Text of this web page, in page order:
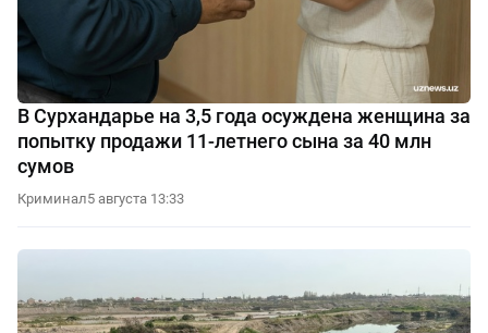
В Сурхандарье на 3,5 года осуждена женщина за
попытку продажи 11-летнего сына за 40 млн
сумов
Криминал5 августа 13:33